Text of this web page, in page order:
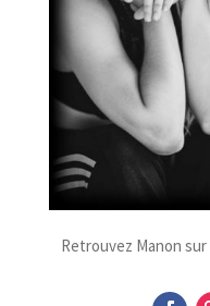
Retrouvez Manon